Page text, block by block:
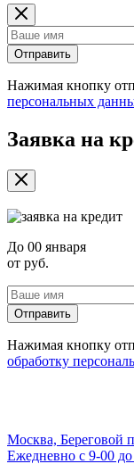
Отправить
Нажимая кнопку
персональных
Заявка на
До 00 января
от руб.
Отправить
Нажимая кнопку
обработку
Москва, Береговой
Ежедневно с 9-00 до